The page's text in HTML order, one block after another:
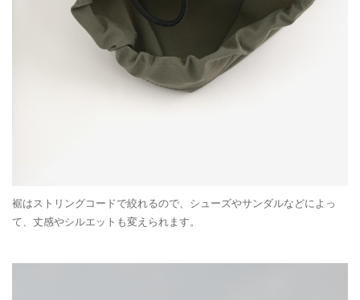
裾はストリングコードで絞れるので、シューズやサンダルなどによっ
て、丈感やシルエットも変えられます。